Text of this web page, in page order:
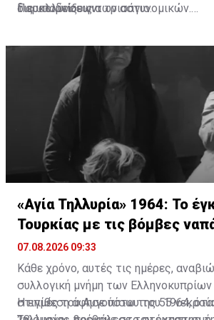
Παραλιμνίου για τρισάγιο.
διευκολύνσεων.
τις υποδείξεις των αστυνομικών.
Διαβάστε επίσης:Πορεία Μνήμης
Κλείνουν συμβολικά τα οδοφράγματα
«Αγία Τηλλυρία» 1964: Το
Τουρκίας με τις βόμβες
07.08.2026 09:33
Κάθε χρόνο, αυτές τις ημέρες,
συλλογική μνήμη των Ελληνοκυπρίων
στιγμές του Αυγούστου του 1964,
Η επίθεση άφησε πίσω της 55